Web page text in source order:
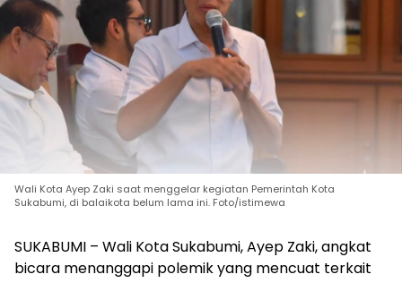
Wali Kota Ayep Zaki saat menggelar kegiatan Pemerintah Kota
Sukabumi, di balaikota belum lama ini. Foto/istimewa
SUKABUMI – Wali Kota Sukabumi, Ayep Zaki, angkat
bicara menanggapi polemik yang mencuat terkait